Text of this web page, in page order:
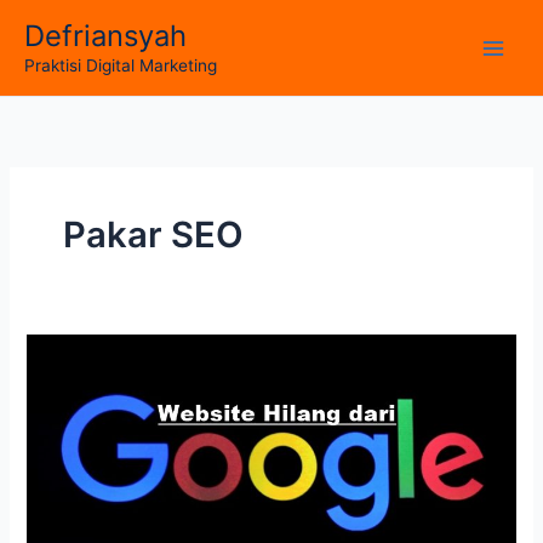
content
Defriansyah
Praktisi Digital Marketing
Pakar SEO